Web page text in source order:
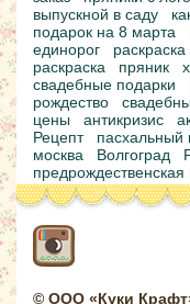
выпускной в саду
подарок на 8 марта
единорог
раскраска
раскраска
пряник
свадебные подарки
рождество
цены
антикризис
Рецепт
пасхальный
москва
Волгоград
© ООО «Куки